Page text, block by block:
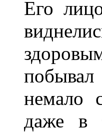
Его
побывал
немало
даже в